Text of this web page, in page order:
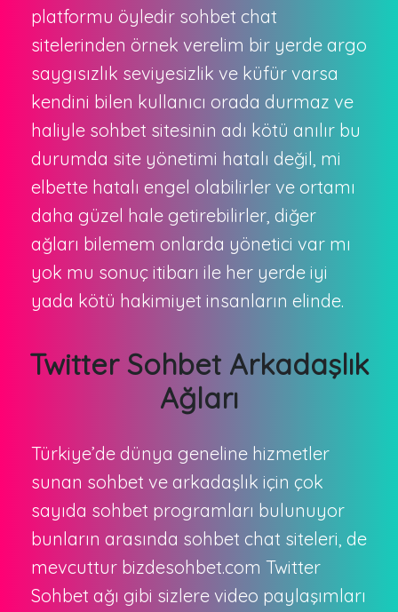
platformu öyledir sohbet chat
sitelerinden örnek verelim bir yerde argo
saygısızlık seviyesizlik ve küfür varsa
kendini bilen kullanıcı orada durmaz ve
haliyle sohbet sitesinin adı kötü anılır bu
durumda site yönetimi hatalı değil, mi
elbette hatalı engel olabilirler ve ortamı
daha güzel hale getirebilirler, diğer
ağları bilemem onlarda yönetici var mı
yok mu sonuç itibarı ile her yerde iyi
yada kötü hakimiyet insanların elinde.
Twitter Sohbet Arkadaşlık
Ağları
Türkiye’de dünya geneline hizmetler
sunan sohbet ve arkadaşlık için çok
sayıda sohbet programları bulunuyor
bunların arasında sohbet chat siteleri, de
mevcuttur bizdesohbet.com Twitter
Sohbet ağı gibi sizlere video paylaşımları